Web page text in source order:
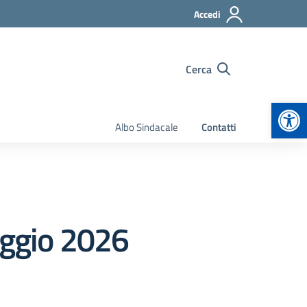
Accedi
Cerca
Albo Sindacale Contatti
2026